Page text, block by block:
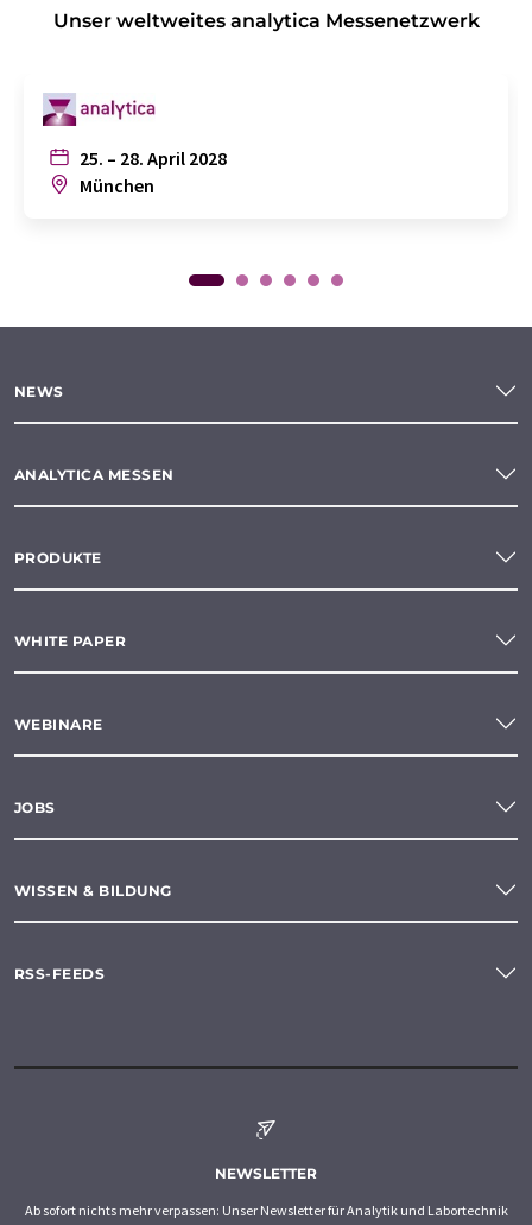
Unser weltweites analytica Messenetzwerk
25. – 28. April 2028
München
NEWS
ANALYTICA MESSEN
PRODUKTE
WHITE PAPER
WEBINARE
JOBS
WISSEN & BILDUNG
RSS-FEEDS
NEWSLETTER
Ab sofort nichts mehr verpassen: Unser Newsletter für Analytik und Labortechnik